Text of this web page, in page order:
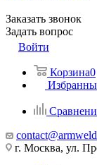
Заказать звонок
Задать вопрос
Войти
Корзина0
г. Москва, ул.